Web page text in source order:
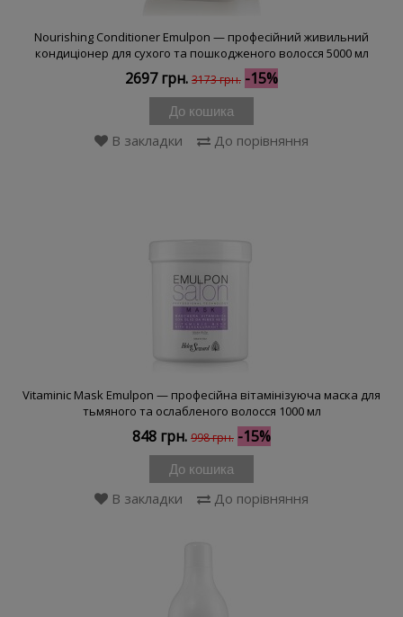
Nourishing Conditioner Emulpon — професійний живильний
кондиціонер для сухого та пошкодженого волосся 5000 мл
2697 грн. 3173 грн. -15%
До кошика
В закладки До порівняння
Vitaminic Mask Emulpon — професійна вітамінізуюча маска для
тьмяного та ослабленого волосся 1000 мл
848 грн. 998 грн. -15%
До кошика
В закладки До порівняння